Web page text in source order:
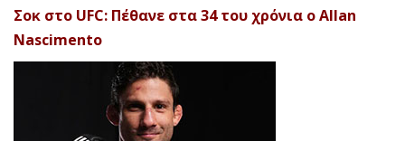
Σοκ στο UFC: Πέθανε στα 34 του χρόνια ο Allan
Nascimento